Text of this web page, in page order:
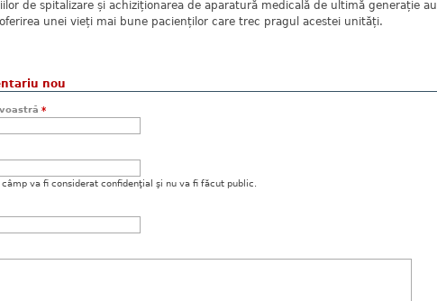
de spitalizare și achiziționarea de aparatură medicală de ultimă generație au
unei vieți mai bune pacienților care trec pragul acestei unități.
nou
*
va fi considerat confidenţial şi nu va fi făcut public.